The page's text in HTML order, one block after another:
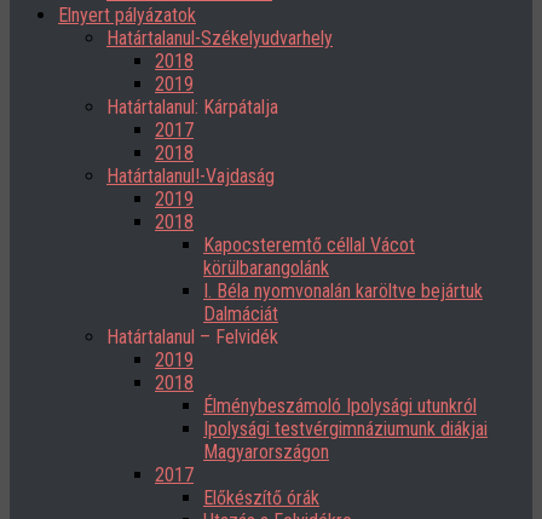
Elnyert pályázatok
Határtalanul-Székelyudvarhely
2018
2019
Határtalanul: Kárpátalja
2017
2018
Határtalanul!-Vajdaság
2019
2018
Kapocsteremtő céllal Vácot
körülbarangolánk
I. Béla nyomvonalán karöltve bejártuk
Dalmáciát
Határtalanul – Felvidék
2019
2018
Élménybeszámoló Ipolysági utunkról
Ipolysági testvérgimnáziumunk diákjai
Magyarországon
2017
Előkészítő órák